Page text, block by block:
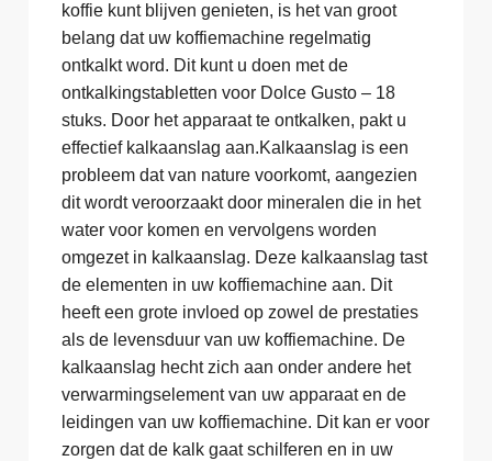
koffie kunt blijven genieten, is het van groot
belang dat uw koffiemachine regelmatig
ontkalkt word. Dit kunt u doen met de
ontkalkingstabletten voor Dolce Gusto – 18
stuks. Door het apparaat te ontkalken, pakt u
effectief kalkaanslag aan.Kalkaanslag is een
probleem dat van nature voorkomt, aangezien
dit wordt veroorzaakt door mineralen die in het
water voor komen en vervolgens worden
omgezet in kalkaanslag. Deze kalkaanslag tast
de elementen in uw koffiemachine aan. Dit
heeft een grote invloed op zowel de prestaties
als de levensduur van uw koffiemachine. De
kalkaanslag hecht zich aan onder andere het
verwarmingselement van uw apparaat en de
leidingen van uw koffiemachine. Dit kan er voor
zorgen dat de kalk gaat schilferen en in uw